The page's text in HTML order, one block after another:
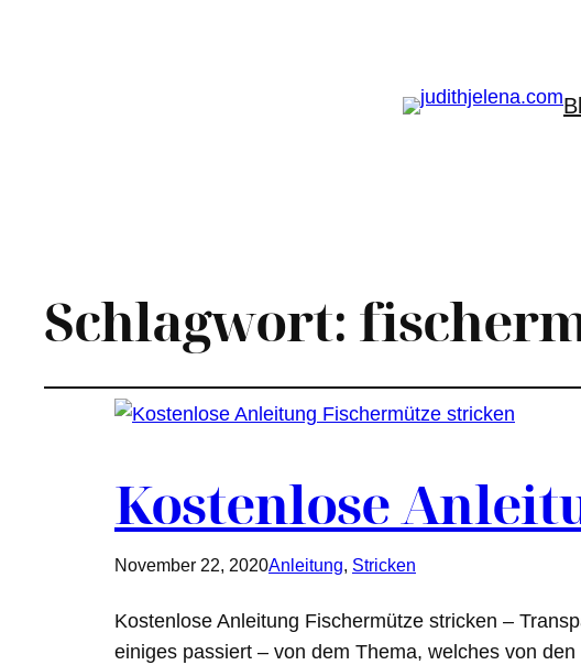
Schlagwort:
Kostenlose
November 22, 2020Anleitung, Stricken
Kostenlose Anleitung Fischermütze stricken –
einiges passiert – von dem Thema, welches von